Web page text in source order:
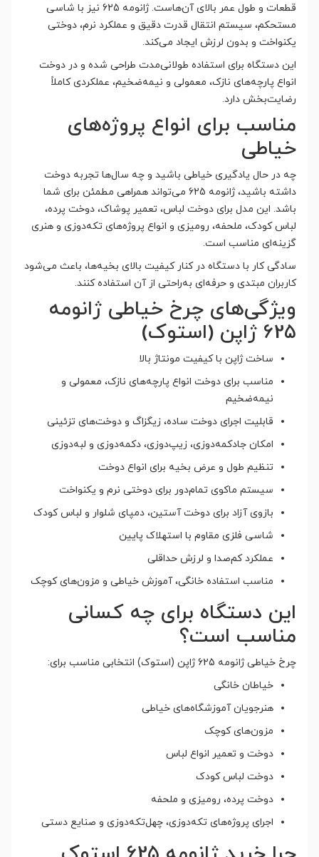
قطعات و طول عمر بالای آن‌هاست. ژانومه 625 نیز با شاسی
مستحکم، سیستم انتقال قدرت دقیق و عملکرد نرم، دوختی
یکنواخت و بدون لرزش ایجاد می‌کند.
این دستگاه برای استفاده طولانی‌مدت طراحی شده و در دوخت
انواع پارچه‌های نازک، معمولی و نیمه‌ضخیم، عملکردی کاملاً
رضایت‌بخش دارد.
مناسب برای انواع پروژه‌های
خیاطی
چه در حال یادگیری خیاطی باشید و چه سال‌ها تجربه دوخت
داشته باشید، ژانومه 625 می‌تواند همراهی مطمئن برای شما
باشد. این مدل برای دوخت لباس، تعمیر پوشاک، دوخت پرده،
لباس کودک، ملحفه، رومیزی و انواع پروژه‌های تکه‌دوزی و هنری
گزینه‌ای مناسب است.
سادگی کار با دستگاه در کنار کیفیت بالای بخیه‌ها، باعث می‌شود
کاربران مبتدی و حرفه‌ای به‌راحتی از آن استفاده کنند.
ویژگی‌های چرخ خیاطی ژانومه
625 ژاپن (استوک)
ساخت ژاپن با کیفیت مونتاژ بالا
مناسب برای دوخت انواع پارچه‌های نازک، معمولی و
نیمه‌ضخیم
قابلیت اجرای دوخت ساده، زیگزاگ و دوخت‌های تزئینی
امکان جادکمه‌دوزی، زیپ‌دوزی، دکمه‌دوزی و لبه‌دوزی
تنظیم طول و عرض بخیه برای انواع دوخت
سیستم ماکوی تمام‌دور برای دوختی نرم و یکنواخت
بازوی آزاد برای دوخت آستین، دمپای شلوار و لباس کودک
شاسی فلزی مقاوم با استهلاک پایین
عملکرد کم‌صدا و لرزش حداقلی
مناسب استفاده خانگی، آموزش خیاطی و مزون‌های کوچک
این دستگاه برای چه کسانی
مناسب است؟
چرخ خیاطی ژانومه 625 ژاپن (استوک) انتخابی مناسب برای:
خیاطان خانگی
هنرجویان آموزشگاه‌های خیاطی
مزون‌های کوچک
دوخت و تعمیر انواع لباس
دوخت لباس کودک
دوخت پرده، رومیزی و ملحفه
اجرای پروژه‌های تکه‌دوزی، چهل‌تکه‌دوزی و صنایع دستی